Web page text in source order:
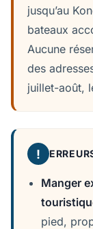
jusqu’au
bateaux
Aucune
des
juillet-août,
!
Manger
pied,